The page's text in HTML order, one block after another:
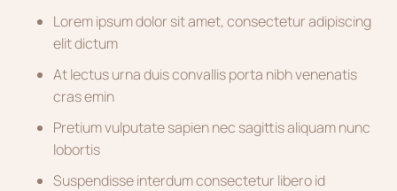
Lorem ipsum dolor sit amet, consectetur adipiscing
elit dictum
At lectus urna duis convallis porta nibh venenatis
cras emin
Pretium vulputate sapien nec sagittis aliquam nunc
lobortis
Suspendisse interdum consectetur libero id